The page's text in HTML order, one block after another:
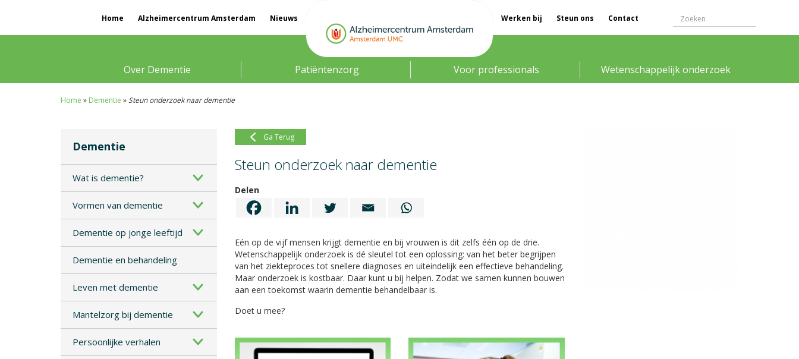
Home Alzheimercentrum Amsterdam Nieuws Werken bij Steun ons Contact
Over Dementie Patiëntenzorg Voor professionals Wetenschappelijk onderzoek
Home » Dementie »Steun onderzoek naar dementie
Dementie
Wat is dementie?
Vormen van dementie
Dementie op jonge leeftijd
Dementie en behandeling
Leven met dementie
Mantelzorg bij dementie
Persoonlijke verhalen
Ga Terug
Steun onderzoek naar dementie
Delen
Eén op de vijf mensen krijgt dementie en bij vrouwen is dit zelfs één op de drie.
Wetenschappelijk onderzoek is dé sleutel tot een oplossing: van het beter begrijpen
van het ziekteproces tot snellere diagnoses en uiteindelijk een effectieve behandeling.
Maar onderzoek is kostbaar. Daar kunt u bij helpen. Zodat we samen kunnen bouwen
aan een toekomst waarin dementie behandelbaar is.
Doet u mee?